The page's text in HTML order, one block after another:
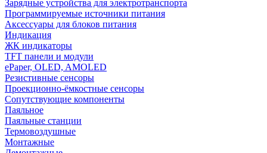
Зарядные устройства для электротранспорта
Программируемые источники питания
Аксессуары для блоков питания
Индикация
ЖК индикаторы
TFT панели и модули
ePaper, OLED, AMOLED
Резистивные сенсоры
Проекционно-ёмкостные сенсоры
Сопутствующие компоненты
Паяльное
Паяльные станции
Термовоздушные
Монтажные